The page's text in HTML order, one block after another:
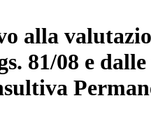
alla
81/08 e